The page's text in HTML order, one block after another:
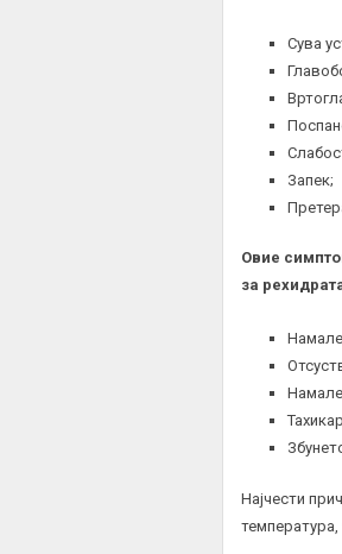
Сува
Запек;
Овие
за
Најчести